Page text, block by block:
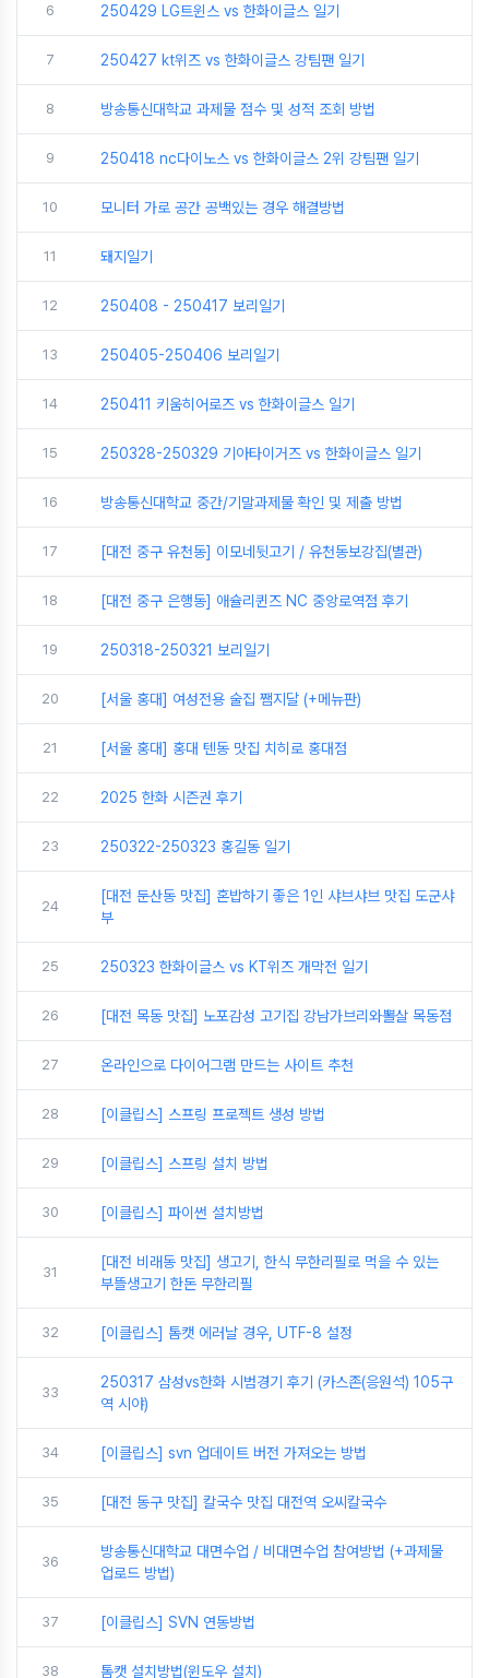
6 250429 LG트윈스 vs 한화이글스 일기
7 250427 kt위즈 vs 한화이글스 강팀팬 일기
8 방송통신대학교 과제물 점수 및 성적 조회 방법
9 250418 nc다이노스 vs 한화이글스 2위 강팀팬 일기
10 모니터 가로 공간 공백있는 경우 해결방법
11 돼지일기
12 250408 - 250417 보리일기
13 250405-250406 보리일기
14 250411 키움히어로즈 vs 한화이글스 일기
15 250328-250329 기아타이거즈 vs 한화이글스 일기
16 방송통신대학교 중간/기말과제물 확인 및 제출 방법
17 [대전 중구 유천동] 이모네뒷고기 / 유천동보강집(별관)
18 [대전 중구 은행동] 애슐리퀸즈 NC 중앙로역점 후기
19 250318-250321 보리일기
20 [서울 홍대] 여성전용 술집 쨈지달 (+메뉴판)
21 [서울 홍대] 홍대 텐동 맛집 치히로 홍대점
22 2025 한화 시즌권 후기
23 250322-250323 홍길동 일기
24
[대전 둔산동 맛집] 혼밥하기 좋은 1인 샤브샤브 맛집 도군샤
부
25 250323 한화이글스 vs KT위즈 개막전 일기
26 [대전 목동 맛집] 노포감성 고기집 강남가브리와뽈살 목동점
27 온라인으로 다이어그램 만드는 사이트 추천
28 [이클립스] 스프링 프로젝트 생성 방법
29 [이클립스] 스프링 설치 방법
30 [이클립스] 파이썬 설치방법
31
[대전 비래동 맛집] 생고기, 한식 무한리필로 먹을 수 있는
부뜰생고기 한돈 무한리필
32 [이클립스] 톰캣 에러날 경우, UTF-8 설정
33
250317 삼성vs한화 시범경기 후기 (카스존(응원석) 105구
역 시야)
34 [이클립스] svn 업데이트 버전 가져오는 방법
35 [대전 동구 맛집] 칼국수 맛집 대전역 오씨칼국수
36
방송통신대학교 대면수업 / 비대면수업 참여방법 (+과제물
업로드 방법)
37 [이클립스] SVN 연동방법
38 톰캣 설치방법(윈도우 설치)